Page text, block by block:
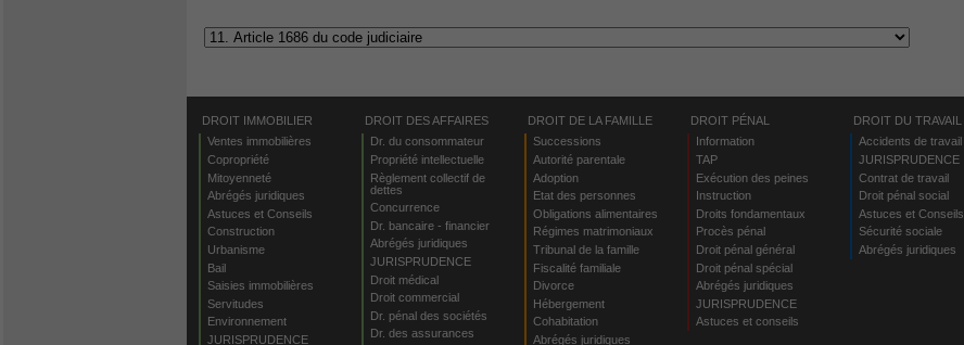
DROIT IMMOBILIER
Ventes immobilières
Copropriété
Mitoyenneté
Abrégés juridiques
Astuces et Conseils
Construction
Urbanisme
Bail
Saisies immobilières
Servitudes
Environnement
JURISPRUDENCE
DROIT DES AFFAIRES
Dr. du consommateur
Propriété intellectuelle
Règlement collectif de
dettes
Concurrence
Dr. bancaire - financier
Abrégés juridiques
JURISPRUDENCE
Droit médical
Droit commercial
Dr. pénal des sociétés
Dr. des assurances
DROIT DE LA FAMILLE
Successions
Autorité parentale
Adoption
Etat des personnes
Obligations alimentaires
Régimes matrimoniaux
Tribunal de la famille
Fiscalité familiale
Divorce
Hébergement
Cohabitation
Abrégés juridiques
DROIT PÉNAL
Information
TAP
Exécution des peines
Instruction
Droits fondamentaux
Procès pénal
Droit pénal général
Droit pénal spécial
Abrégés juridiques
JURISPRUDENCE
Astuces et conseils
DROIT DU TRAVAIL
Accidents de travail
JURISPRUDENCE
Contrat de travail
Droit pénal social
Astuces et Conseils
Sécurité sociale
Abrégés juridiques